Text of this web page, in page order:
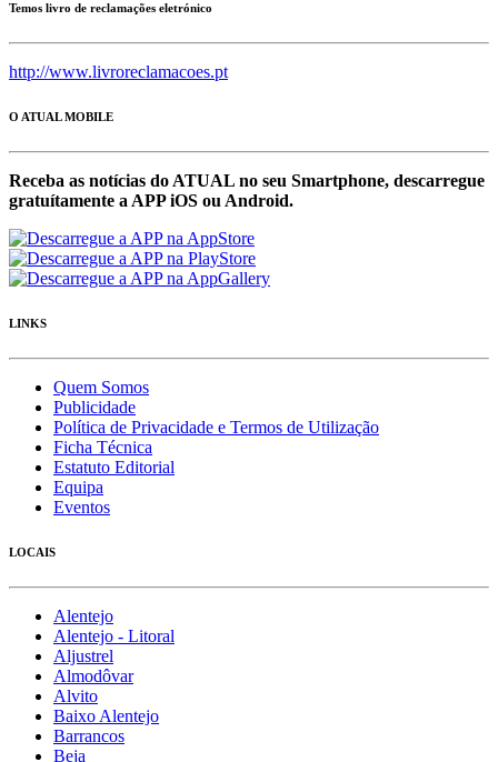
Temos livro de reclamações eletrónico
http://www.livroreclamacoes.pt
O ATUAL MOBILE
Receba as notícias do ATUAL no seu Smartphone, descarregue
gratuítamente a APP iOS ou Android.
LINKS
Quem Somos
Publicidade
Política de Privacidade e Termos de Utilização
Ficha Técnica
Estatuto Editorial
Equipa
Eventos
LOCAIS
Alentejo
Alentejo - Litoral
Aljustrel
Almodôvar
Alvito
Baixo Alentejo
Barrancos
Beja